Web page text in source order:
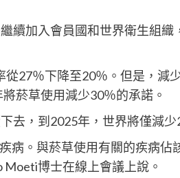
續加入會員國和世界衛生組織
27％下降至20％。但是，減
菸草使用減少30％的承諾。
去，到2025年，世界將僅減少
病。與菸草使用有關的疾病佔
博士在線上會議上說。